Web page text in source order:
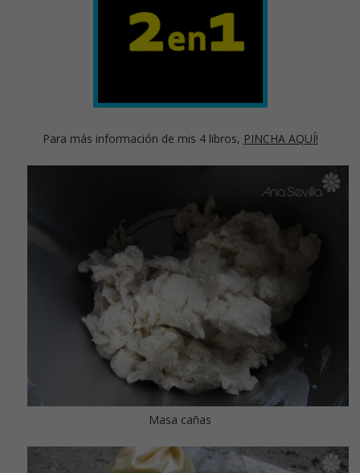
Para más información de mis 4 libros, PINCHA AQUÍ!
Masa cañas